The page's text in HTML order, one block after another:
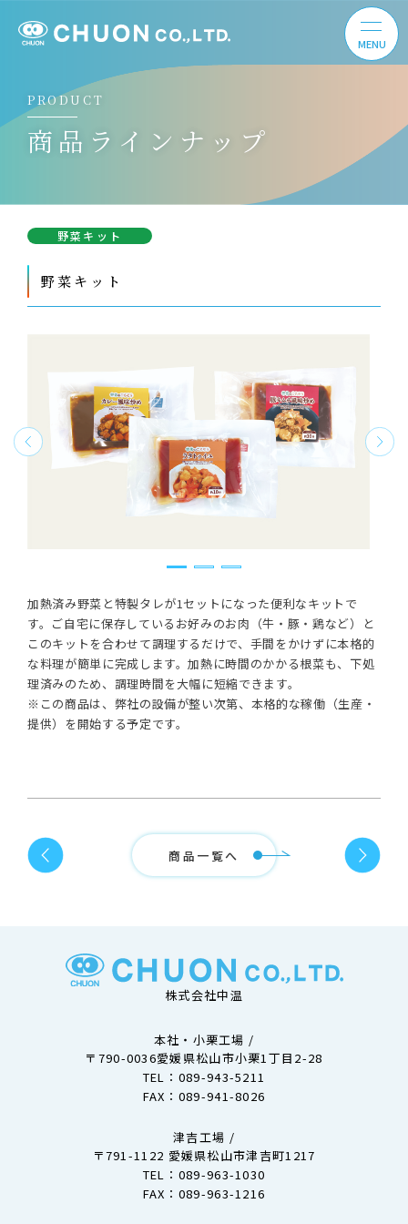
PRODUCT
商品ラインナップ
野菜キット
野菜キット
加熱済み野菜と特製タレが1セットになった便利なキットで
す。ご自宅に保存しているお好みのお肉（牛・豚・鶏など）と
このキットを合わせて調理するだけで、手間をかけずに本格的
な料理が簡単に完成します。加熱に時間のかかる根菜も、下処
理済みのため、調理時間を大幅に短縮できます。
※この商品は、弊社の設備が整い次第、本格的な稼働（生産・
提供）を開始する予定です。
商品一覧へ
株式会社中温
本社・小栗工場 /
〒790-0036愛媛県松山市小栗1丁目2-28
TEL： 089-943-5211
FAX：089-941-8026
津吉⼯場 /
〒791-1122 愛媛県松山市津吉町1217
TEL： 089-963-1030
FAX：089-963-1216